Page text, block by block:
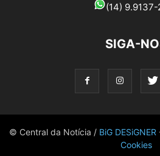
(14)
SIGA-
© Central da Notícia / BiG DESiGNER
Cookies